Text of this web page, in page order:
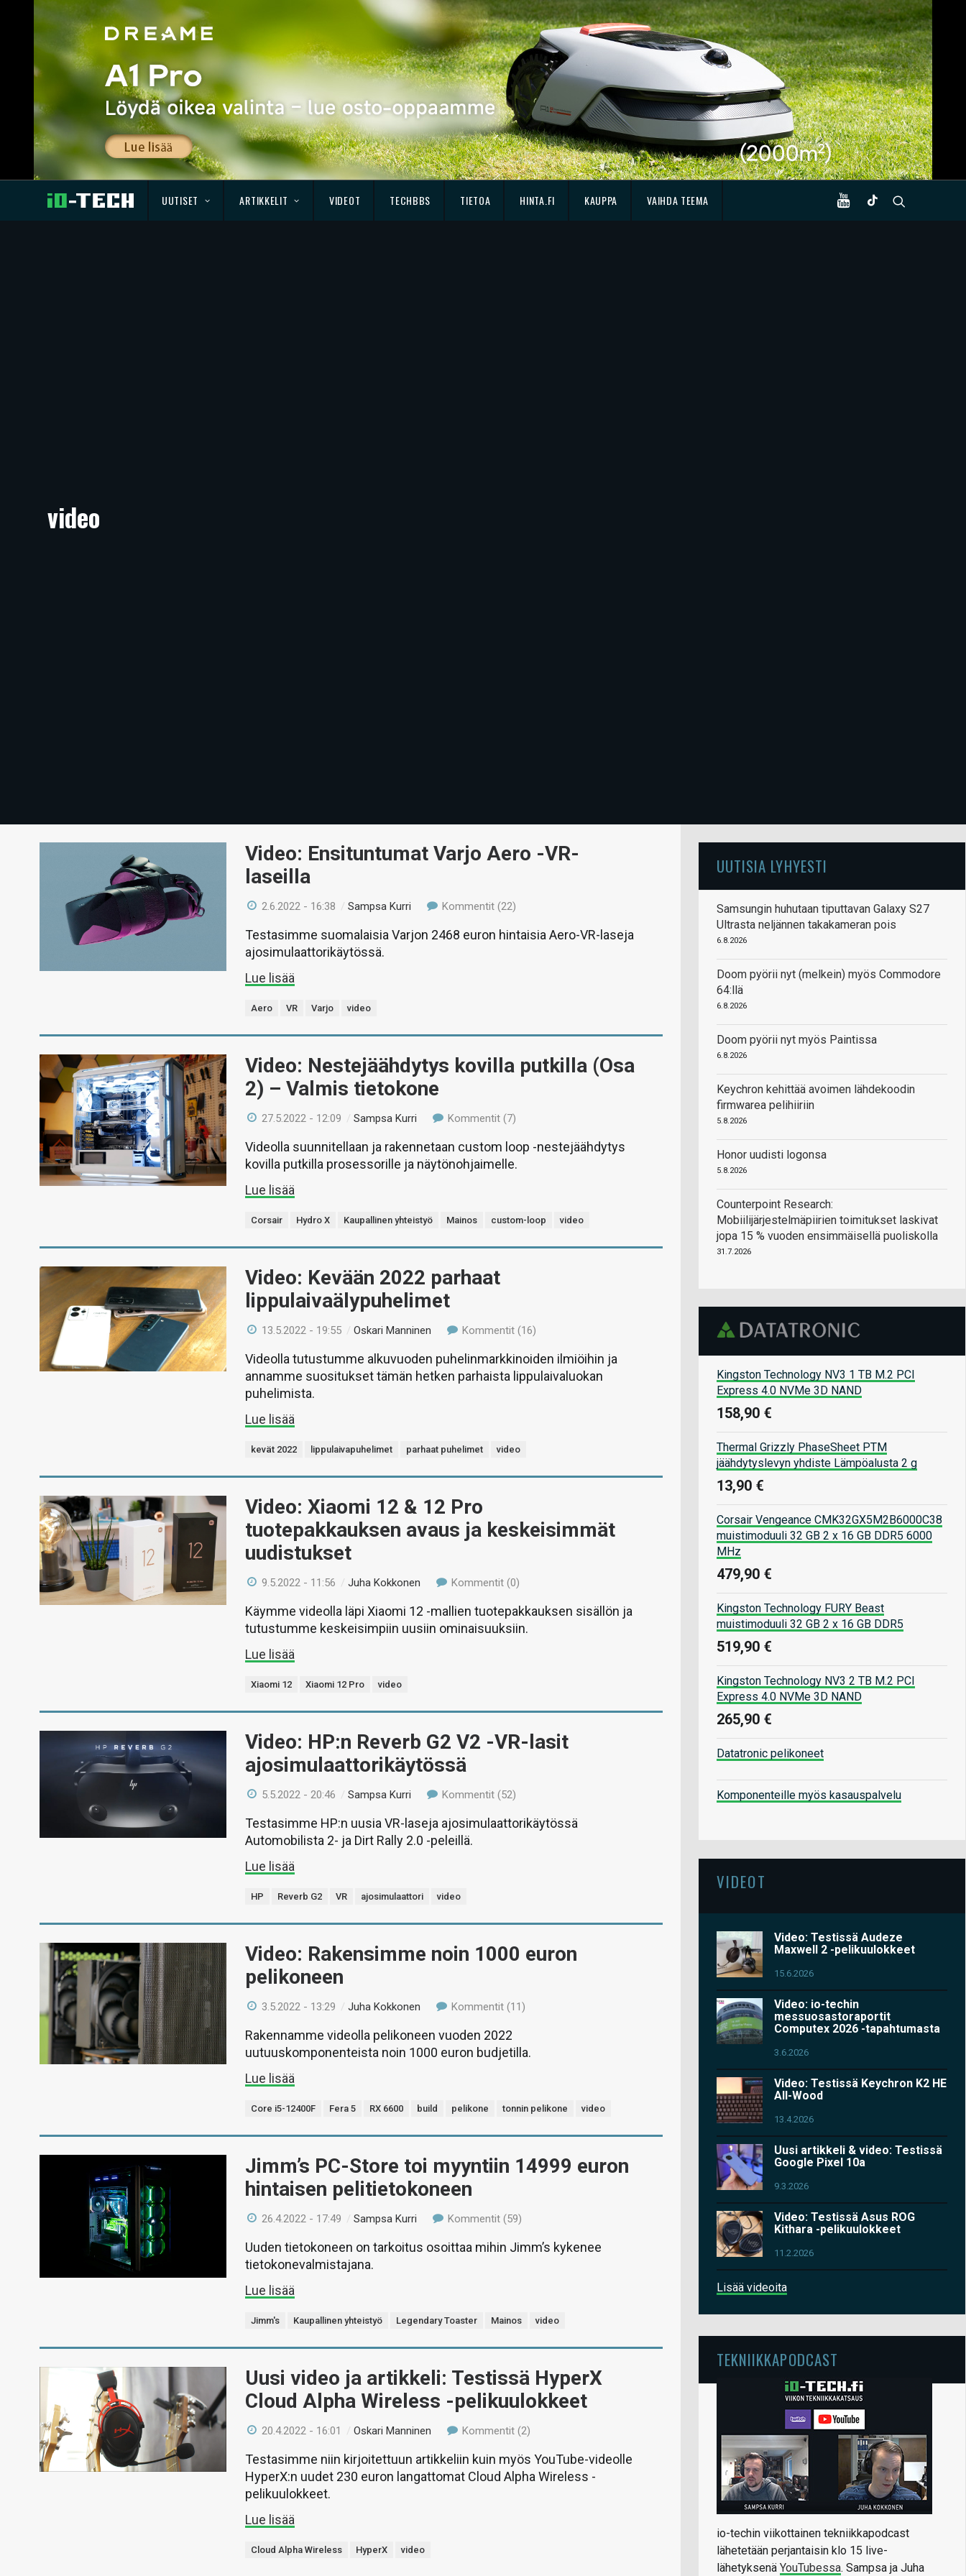
UUTISET ARTIKKELIT VIDEOT TECHBBS TIETOA HINTA.FI KAUPPA VAIHDA TEEMA
video
Video: Ensituntumat Varjo Aero -VR-
laseilla
2.6.2022 - 16:38 /Sampsa Kurri Kommentit (22)
Testasimme suomalaisia Varjon 2468 euron hintaisia Aero-VR-laseja
ajosimulaattorikäytössä.
Lue lisää
Aero VR Varjo video
Video: Nestejäähdytys kovilla putkilla (Osa
2) – Valmis tietokone
27.5.2022 - 12:09 /Sampsa Kurri Kommentit (7)
Videolla suunnitellaan ja rakennetaan custom loop -nestejäähdytys
kovilla putkilla prosessorille ja näytönohjaimelle.
Lue lisää
Corsair Hydro X Kaupallinen yhteistyö Mainos custom-loop video
Video: Kevään 2022 parhaat
lippulaivaälypuhelimet
13.5.2022 - 19:55 /Oskari Manninen Kommentit (16)
Videolla tutustumme alkuvuoden puhelinmarkkinoiden ilmiöihin ja
annamme suositukset tämän hetken parhaista lippulaivaluokan
puhelimista.
Lue lisää
kevät 2022 lippulaivapuhelimet parhaat puhelimet video
Video: Xiaomi 12 & 12 Pro
tuotepakkauksen avaus ja keskeisimmät
uudistukset
9.5.2022 - 11:56 /Juha Kokkonen Kommentit (0)
Käymme videolla läpi Xiaomi 12 -mallien tuotepakkauksen sisällön ja
tutustumme keskeisimpiin uusiin ominaisuuksiin.
Lue lisää
Xiaomi 12 Xiaomi 12 Pro video
Video: HP:n Reverb G2 V2 -VR-lasit
ajosimulaattorikäytössä
5.5.2022 - 20:46 /Sampsa Kurri Kommentit (52)
Testasimme HP:n uusia VR-laseja ajosimulaattorikäytössä
Automobilista 2- ja Dirt Rally 2.0 -peleillä.
Lue lisää
HP Reverb G2 VR ajosimulaattori video
Video: Rakensimme noin 1000 euron
pelikoneen
3.5.2022 - 13:29 /Juha Kokkonen Kommentit (11)
Rakennamme videolla pelikoneen vuoden 2022
uutuuskomponenteista noin 1000 euron budjetilla.
Lue lisää
Core i5-12400F Fera 5 RX 6600 build pelikone tonnin pelikone video
Jimm’s PC-Store toi myyntiin 14999 euron
hintaisen pelitietokoneen
26.4.2022 - 17:49 /Sampsa Kurri Kommentit (59)
Uuden tietokoneen on tarkoitus osoittaa mihin Jimm’s kykenee
tietokonevalmistajana.
Lue lisää
Jimm's Kaupallinen yhteistyö Legendary Toaster Mainos video
Uusi video ja artikkeli: Testissä HyperX
Cloud Alpha Wireless -pelikuulokkeet
20.4.2022 - 16:01 /Oskari Manninen Kommentit (2)
Testasimme niin kirjoitettuun artikkeliin kuin myös YouTube-videolle
HyperX:n uudet 230 euron langattomat Cloud Alpha Wireless -
pelikuulokkeet.
Lue lisää
Cloud Alpha Wireless HyperX video
UUTISIA LYHYESTI
Samsungin huhutaan tiputtavan Galaxy S27
Ultrasta neljännen takakameran pois
6.8.2026
Doom pyörii nyt (melkein) myös Commodore
64:llä
6.8.2026
Doom pyörii nyt myös Paintissa
6.8.2026
Keychron kehittää avoimen lähdekoodin
firmwarea pelihiiriin
5.8.2026
Honor uudisti logonsa
5.8.2026
Counterpoint Research:
Mobiilijärjestelmäpiirien toimitukset laskivat
jopa 15 % vuoden ensimmäisellä puoliskolla
31.7.2026
Kingston Technology NV3 1 TB M.2 PCI
Express 4.0 NVMe 3D NAND
158,90 €
Thermal Grizzly PhaseSheet PTM
jäähdytyslevyn yhdiste Lämpöalusta 2 g
13,90 €
Corsair Vengeance CMK32GX5M2B6000C38
muistimoduuli 32 GB 2 x 16 GB DDR5 6000
MHz
479,90 €
Kingston Technology FURY Beast
muistimoduuli 32 GB 2 x 16 GB DDR5
519,90 €
Kingston Technology NV3 2 TB M.2 PCI
Express 4.0 NVMe 3D NAND
265,90 €
Datatronic pelikoneet
Komponenteille myös kasauspalvelu
VIDEOT
Video: Testissä Audeze
Maxwell 2 -pelikuulokkeet
15.6.2026
Video: io-techin
messuosastoraportit
Computex 2026 -tapahtumasta
3.6.2026
Video: Testissä Keychron K2 HE
All-Wood
13.4.2026
Uusi artikkeli & video: Testissä
Google Pixel 10a
9.3.2026
Video: Testissä Asus ROG
Kithara -pelikuulokkeet
11.2.2026
Lisää videoita
TEKNIIKKAPODCAST
io-techin viikottainen tekniikkapodcast
lähetetään perjantaisin klo 15 live-
lähetyksenä YouTubessa. Sampsa ja Juha